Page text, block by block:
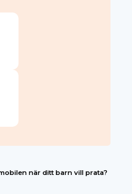
när ditt barn vill prata?